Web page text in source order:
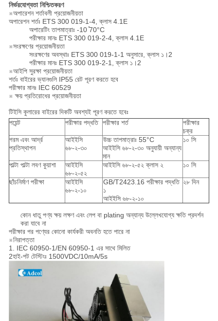
নির্ভরযোগ্যতা নিশ্চিতকরণ
※অপারেশন শর্তাবলী প্রয়োজনীয়তা
অপারেশন শর্তঃ ETS 300 019-1-4, ক্লাস 4.1E
অপারেটিং তাপমাত্রাঃ -10 ̊70°C
পরীক্ষার মানঃ ETS 300 019-2-4, ক্লাস 4.1E
※সংরক্ষণের প্রয়োজনীয়তা
সংরক্ষণের অবস্থাঃ ETS 300 019-1-1 অনুসারে, ক্লাস ১।2
পরীক্ষার মানঃ ETS 300 019-2-1, ক্লাস ১।2
※আইপি সুরক্ষা প্রয়োজনীয়তা
শর্তঃ বাইরের ভ্যানগুলি IP55 রেট পূরণ করতে হবে
পরীক্ষার মানঃ IEC 60529
※ ক্ষয় প্রতিরোধের প্রয়োজনীয়তা
টিইসি কুলারের বাইরের দিকটি অবশ্যই পূরণ করতে হবেঃ
পয়েন্ট
পরীক্ষার পদ্ধতি পরীক্ষার শর্ত
পরীক্ষার
চক্র
গরম এবং আর্দ্র
প্রতিস্থাপন
আইইসি
৬৮-২-৩০
উচ্চ তাপমাত্রাঃ 55°C
আইইসি ৬৮-২-৩০ অনুযায়ী অন্যান্য
মান
১০ সি
পাল্টা পাল্টা লবণ কুয়াশা
আইইসি
৬৮-২-৫২
আইইসি ৬৮-২-৫২ ক্লাস ২ ১০ সি
ছাঁচনির্মাণ পরীক্ষা
আইইসি
৬৮-২-১০
GB/T2423.16 পরীক্ষার পদ্ধতি
১
আইইসি ৬৮-২-১০
২৮ দিন
কোন ধাতু পণ্য ক্ষয় লক্ষণ এবং লেপ বা plating অন্যান্য উল্লেখযোগ্য ক্ষতি প্রদর্শন
করা যাবে না
পরীক্ষার পর পণ্যের কোনো কার্যকরী অবনতি হতে পারে না
※নিরাপত্তা
1. IEC 60950-1/EN 60950-1 এর সাথে মিলিত
2হাই-পট টেস্টিংঃ 1500VDC/10mA/5s